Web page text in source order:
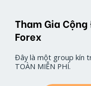
Tham Gia
Forex
Đây là một group kín
TOÀN MIỄN PHÍ.